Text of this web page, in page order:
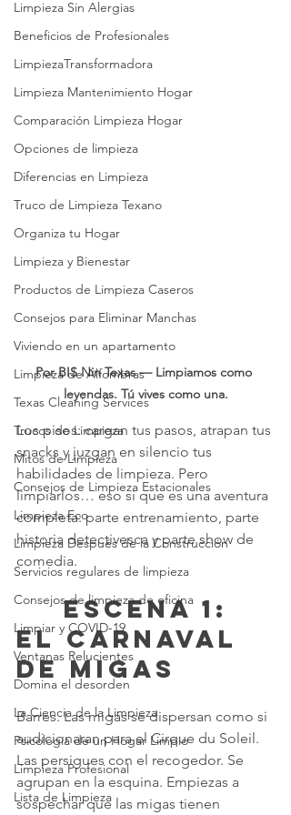
Limpieza Sin Alergias
Beneficios de Profesionales
LimpiezaTransformadora
Limpieza Mantenimiento Hogar
Comparación Limpieza Hogar
Opciones de limpieza
Diferencias en Limpieza
Truco de Limpieza Texano
Organiza tu Hogar
Limpieza y Bienestar
Productos de Limpieza Caseros
Consejos para Eliminar Manchas
Viviendo en un apartamento
Limpieza de Alfombras
Texas Cleaning Services
Trucos de Limpieza
Mitos de Limpieza
Consejos de Limpieza Estacionales
Limpieza Eco
Limpieza Después de la Construcción
Servicios regulares de limpieza
Consejos de limpieza de oficina
Limpiar y COVID-19
Ventanas Relucientes
Domina el desorden
La Ciencia de la Limpieza
Psicología de un Hogar Limpio
Limpieza Profesional
Lista de Limpieza
Por BIS Nin Texas — Limpiamos como
leyendas. Tú vives como una.
Los pisos: cargan tus pasos, atrapan tus
snacks y juzgan en silencio tus
habilidades de limpieza. Pero
limpiarlos… eso sí que es una aventura
completa: parte entrenamiento, parte
historia detectivesca y parte show de
comedia.
	 Escena 1:
El carnaval
de migas
Barres. Las migas se dispersan como si
audicionaran para el Cirque du Soleil.
Las persigues con el recogedor. Se
agrupan en la esquina. Empiezas a
sospechar que las migas tienen